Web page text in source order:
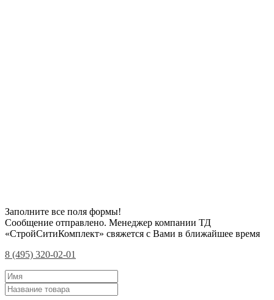
Заполните все поля формы!
Сообщение отправлено. Менеджер компании ТД
«СтройСитиКомплект» свяжется с Вами в ближайшее время
8 (495) 320-02-01